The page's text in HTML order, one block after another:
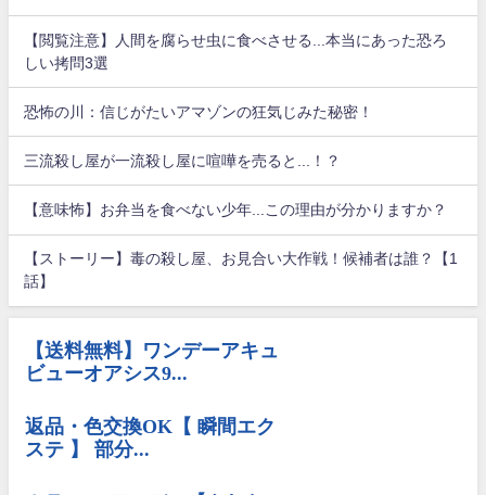
【閲覧注意】人間を腐らせ虫に食べさせる...本当にあった恐ろ
しい拷問3選
恐怖の川：信じがたいアマゾンの狂気じみた秘密！
三流殺し屋が一流殺し屋に喧嘩を売ると...！？
【意味怖】お弁当を食べない少年...この理由が分かりますか？
【ストーリー】毒の殺し屋、お見合い大作戦！候補者は誰？【1
話】